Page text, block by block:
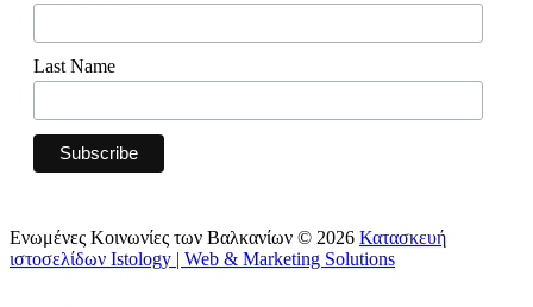
Last Name
Ενωμένες Κοινωνίες των Βαλκανίων © 2026 Κατασκευή
ιστοσελίδων Istology | Web & Marketing Solutions